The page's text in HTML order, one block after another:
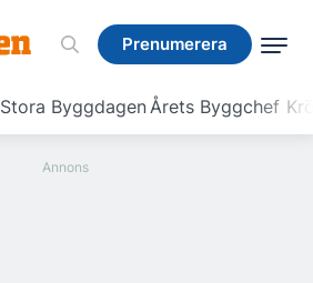
Prenumerera
Stora ByggdagenÅrets Byggchef
Prenumerera